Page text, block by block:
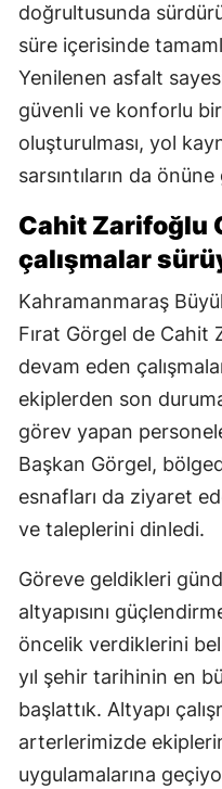
doğrultusunda
süre içerisinde
Yenilenen asfalt
güvenli ve konforlu bir
oluşturulması, yol
sarsıntıların da
Cahit Zarifoğlu
çalışmalar
Kahramanmaraş
Fırat Görgel de Cahit
devam eden
ekiplerden son
görev yapan
Başkan Görgel,
esnafları da ziyaret
ve taleplerini dinledi.
Göreve geldikleri
altyapısını
öncelik verdiklerini
yıl şehir tarihinin en
başlattık. Altyapı
arterlerimizde
uygulamalarına